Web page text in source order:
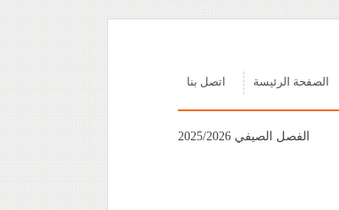
اتصل بنا الصفحة الرئيسة
الفصل الصيفي 2025/2026